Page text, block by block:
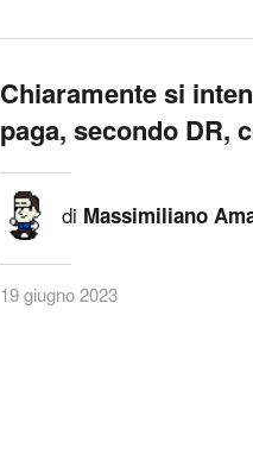
Chiaramente si
paga, secondo DR,
di Massimiliano
19 giugno 2023